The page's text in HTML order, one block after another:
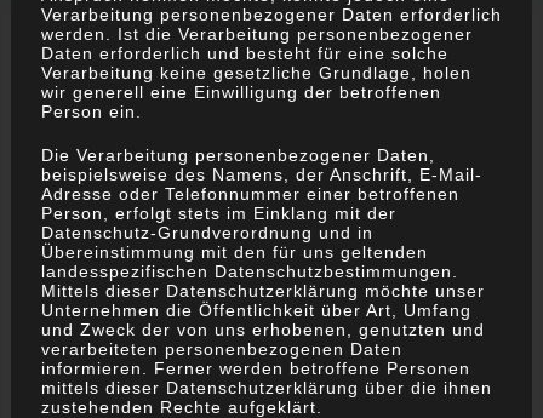
John Doe
Verarbeitung personenbezogener Daten erforderlich
werden. Ist die Verarbeitung personenbezogener
Daten erforderlich und besteht für eine solche
Verarbeitung keine gesetzliche Grundlage, holen
wir generell eine Einwilligung der betroffenen
Person ein.
Die Verarbeitung personenbezogener Daten,
beispielsweise des Namens, der Anschrift, E-Mail-
Adresse oder Telefonnummer einer betroffenen
Person, erfolgt stets im Einklang mit der
Datenschutz-Grundverordnung und in
Übereinstimmung mit den für uns geltenden
landesspezifischen Datenschutzbestimmungen.
Mittels dieser Datenschutzerklärung möchte unser
Unternehmen die Öffentlichkeit über Art, Umfang
und Zweck der von uns erhobenen, genutzten und
verarbeiteten personenbezogenen Daten
informieren. Ferner werden betroffene Personen
mittels dieser Datenschutzerklärung über die ihnen
zustehenden Rechte aufgeklärt.